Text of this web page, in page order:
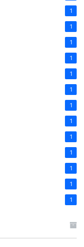
1
1
1
1
1
1
1
1
1
1
1
1
1